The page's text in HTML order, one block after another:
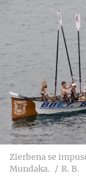
Zierbena se
Mundaka.
R. B.